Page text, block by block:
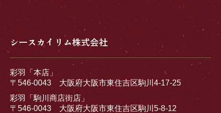
シースカイリム株式会社
彩羽「本店」
〒546-0043 大阪府大阪市東住吉区駒川4-17-25
彩羽「駒川商店街店」
〒546-0043 大阪府大阪市東住吉区駒川5-8-12